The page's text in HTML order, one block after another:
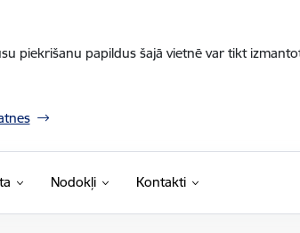
piekrišanu papildus šajā vietnē var tikt
Nodokļi Kontakti